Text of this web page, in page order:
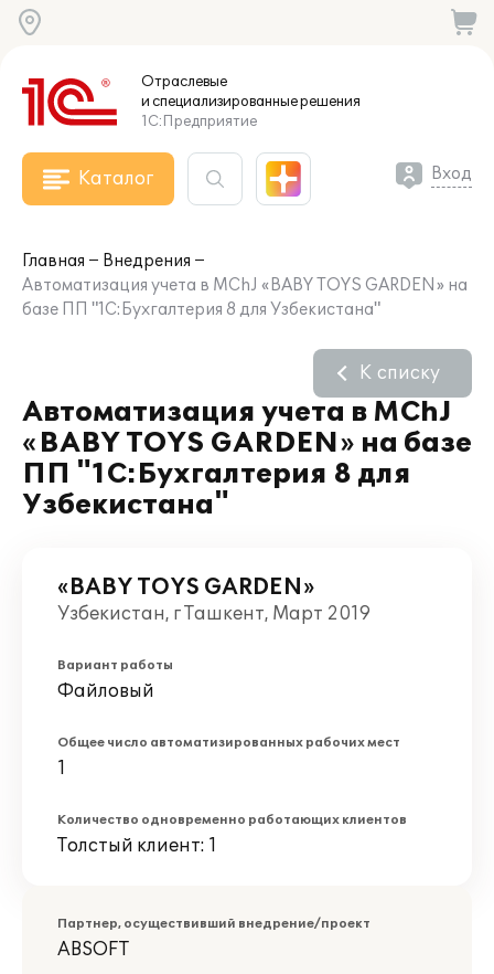
Отраслевые
и специализированныерешения
1С:Предприятие
Каталог Вход
Главная
Внедрения
Автоматизация учета в MChJ «BABY TOYS GARDEN» на
базе ПП "1С:Бухгалтерия 8 для Узбекистана"
Автоматизация учета в MChJ
«BABY TOYS GARDEN» на базе
ПП "1С:Бухгалтерия 8 для
Узбекистана"
К списку
«BABY TOYS GARDEN»
Узбекистан, г Ташкент, Март 2019
Вариант работы
Файловый
Общее число автоматизированных рабочих мест
1
Количество одновременно работающих клиентов
Толстый клиент: 1
Партнер, осуществивший внедрение/проект
ABSOFT